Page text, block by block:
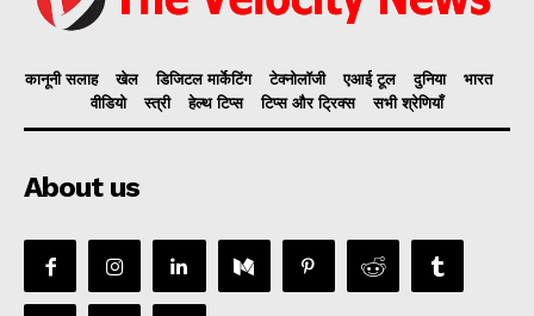
कानूनी सलाह खेल डिजिटल मार्केटिंग टेक्नोलॉजी एआई टूल दुनिया
भारत
वीडियो
स्त्री हेल्थ टिप्स टिप्स और ट्रिक्स सभी श्रेणियाँ
About us